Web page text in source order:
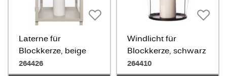
Laterne für
Blockkerze, beige
264426
Windlicht für
Blockkerze, schwarz
264410